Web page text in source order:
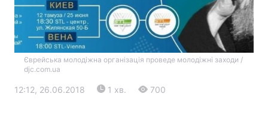
Єврейська молодіжна організація проведе молодіжні заходи /
djc.com.ua
12:12, 26.06.2018 1 хв. 700